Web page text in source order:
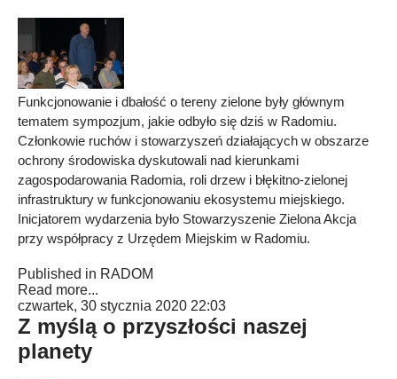
Funkcjonowanie i dbałość o tereny zielone były głównym
tematem sympozjum, jakie odbyło się dziś w Radomiu.
Członkowie ruchów i stowarzyszeń działających w obszarze
ochrony środowiska dyskutowali nad kierunkami
zagospodarowania Radomia, roli drzew i błękitno-zielonej
infrastruktury w funkcjonowaniu ekosystemu miejskiego.
Inicjatorem wydarzenia było Stowarzyszenie Zielona Akcja
przy współpracy z Urzędem Miejskim w Radomiu.
Published in RADOM
Read more...
czwartek, 30 stycznia 2020 22:03
Z myślą o przyszłości naszej
planety